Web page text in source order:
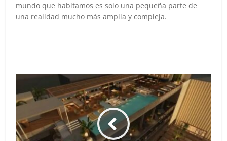
mundo que habitamos es solo una pequeña parte de
una realidad mucho más amplia y compleja.